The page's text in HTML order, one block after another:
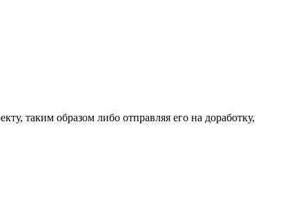
таким образом либо отправляя его на доработку,